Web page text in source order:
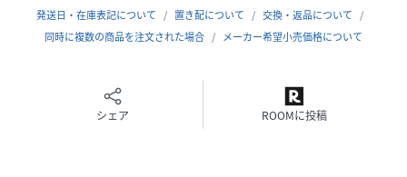
ファスナーポケット×1、カードスロット×2
【付属品】
発送日・在庫表記について 置き配について
交換・返品について
同時に複数の商品を注文された場合
メーカー希望小売価格について
シェア ROOMに投稿